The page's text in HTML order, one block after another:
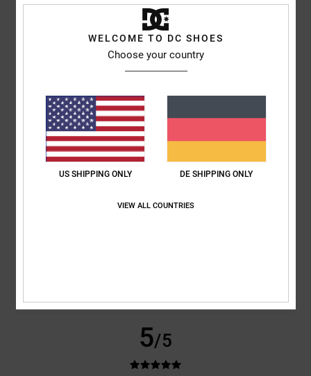
Original anzeigen - Castellano
Komfort: 5/5 Preis-Leistungs-Verhältnis
/5
Ich empfehle dieses Produkt
5/5
WELCOME TO DC SHOES
Choose your country
US SHIPPING ONLY DE SHIPPING ONLY
VIEW ALL COUNTRIES